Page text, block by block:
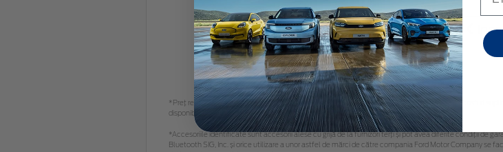
*Preţ recomandat de vânzare, TVA inclus. Vă rugăm să contactaţi dealerul dvs. Ford pentru costuri
disponibil.
*Accesoriile identificate sunt accesorii alese cu grijă de la furnizori terți și pot avea diferite condiții de
Bluetooth SIG, Inc. și orice utilizare a unor astfel de mărci de către compania Ford Motor Company